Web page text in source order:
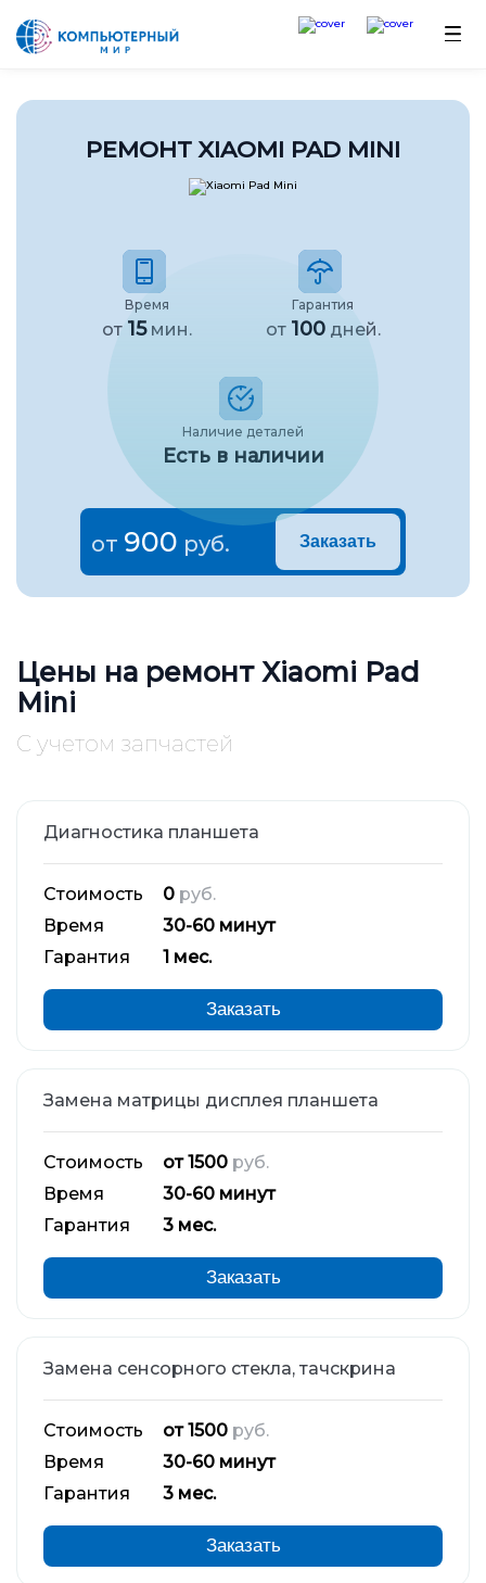
РЕМОНТ XIAOMI PAD MINI
Время
от 15мин.
Гарантия
от 100дней.
Наличие деталей
Есть в наличии
от 900 руб. Заказать
Цены на ремонт Xiaomi Pad
Mini
С учетом запчастей
Диагностика планшета
Стоимость 0 руб.
Время
30-60 минут
Гарантия
1 мес.
Заказать
Замена матрицы дисплея планшета
Стоимость от 1500 руб.
Время
30-60 минут
Гарантия
3 мес.
Заказать
Замена сенсорного стекла, тачскрина
Стоимость от 1500 руб.
Время
30-60 минут
Гарантия
3 мес.
Заказать